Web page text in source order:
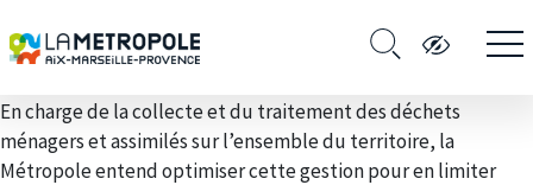
En charge de la collecte et du traitement des déchets
ménagers et assimilés sur l’ensemble du territoire, la
Métropole entend optimiser cette gestion pour en limiter